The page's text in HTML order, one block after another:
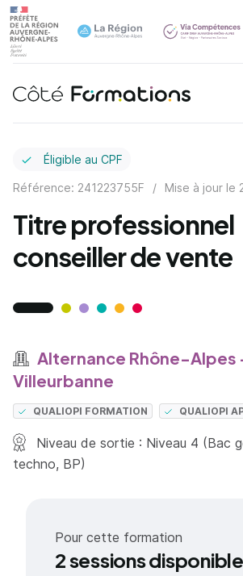
Éligible au CPF
Référence: 241223755F / Mise à jour le
Titre professionnel
conseiller de vente
Alternance Rhône-Alpes
Villeurbanne
QUALIOPI FORMATION QUALIOPI
Niveau de sortie : Niveau 4 (Bac
techno, BP)
Pour cette formation
2 sessions